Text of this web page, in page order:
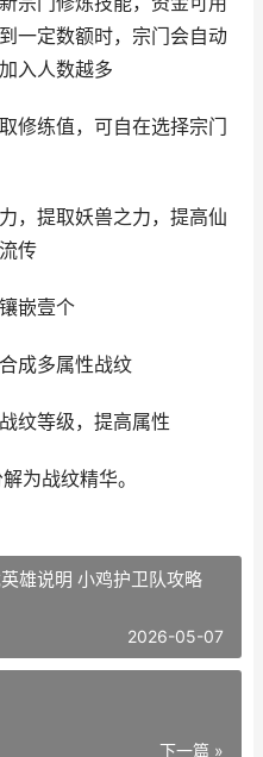
一定数额时，宗门会自动
入人数越多
修练值，可自在选择宗门
，提取妖兽之力，提高仙
传
嵌壹个
成多属性战纹
纹等级，提高属性
为战纹精华。
雄说明 小鸡护卫队攻略
2026-05-07
下一篇 »